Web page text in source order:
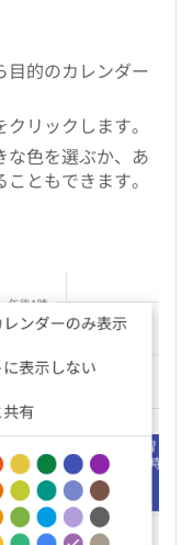
目的のカレンダー
リックします。
な色を選ぶか、あ
ともできます。